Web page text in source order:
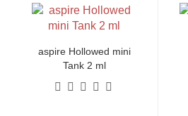
aspire Hollowed mini
Tank 2 ml